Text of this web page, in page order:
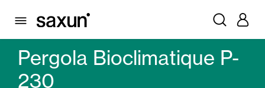
PRODUITS PERGOLAS
PERGOLAS BIOCLIMATIQUES
Pergola Bioclimatique P-
230